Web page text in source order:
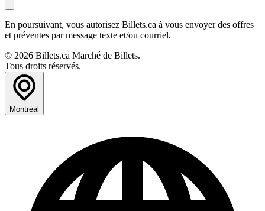
En poursuivant, vous autorisez Billets.ca à vous envoyer des offres
et préventes par message texte et/ou courriel.
© 2026 Billets.ca Marché de Billets.
Tous droits réservés.
Montréal